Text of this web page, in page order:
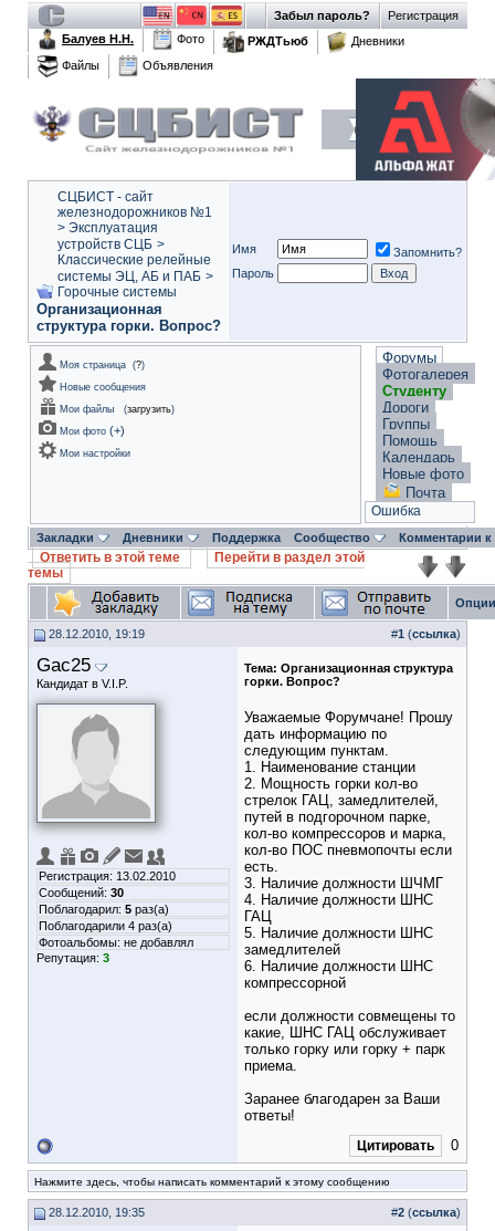
Регистрация
Забыл пароль?
Балуев Н.Н.
Фото РЖДТьюб
Дневники
Файлы
Объявления
СЦБИСТ - сайт
железнодорожников №1
> Эксплуатация
устройств СЦБ >
Классические релейные
системы ЭЦ, АБ и ПАБ >
Горочные системы
Организационная
структура горки. Вопрос?
Имя
Запомнить?
Пароль
Моя страница (?)
Новые сообщения
Мои файлы
(загрузить)
Мои фото (+)
Мои настройки
Форумы
Фотогалерея
Студенту
Дороги
Группы
Помощь
Календарь
Новые фото
Почта
Ошибка
Закладки Дневники Поддержка Сообщество Комментарии
Ответить в этой теме
Перейти в раздел этой
темы
28.12.2010, 19:19 #1 (ссылка)
Gac25
Кандидат в V.I.P.
Регистрация: 13.02.2010
Сообщений: 30
Поблагодарил: 5 раз(а)
Поблагодарили 4 раз(а)
Фотоальбомы: не добавлял
Репутация: 3
Тема: Организационная структура
горки. Вопрос?
Уважаемые Форумчане! Прошу
дать информацию по
следующим пунктам.
1. Наименование станции
2. Мощность горки кол-во
стрелок ГАЦ, замедлителей,
путей в подгорочном парке,
кол-во компрессоров и марка,
кол-во ПОС пневмопочты если
есть.
3. Наличие должности ШЧМГ
4. Наличие должности ШНС
ГАЦ
5. Наличие должности ШНС
замедлителей
6. Наличие должности ШНС
компрессорной
если должности совмещены то
какие, ШНС ГАЦ обслуживает
только горку или горку + парк
приема.
Заранее благодарен за Ваши
ответы!
Цитировать 0
Нажмите здесь, чтобы написать комментарий к этому сообщению
28.12.2010, 19:35 #2 (ссылка)